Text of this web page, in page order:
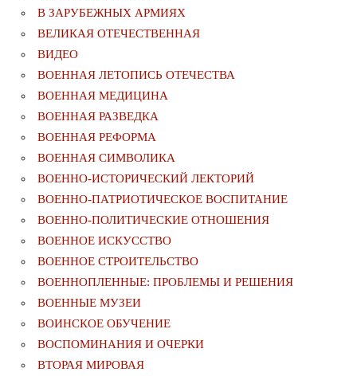
В ЗАРУБЕЖНЫХ АРМИЯХ
ВЕЛИКАЯ ОТЕЧЕСТВЕННАЯ
ВИДЕО
ВОЕННАЯ ЛЕТОПИСЬ ОТЕЧЕСТВА
ВОЕННАЯ МЕДИЦИНА
ВОЕННАЯ РАЗВЕДКА
ВОЕННАЯ РЕФОРМА
ВОЕННАЯ СИМВОЛИКА
ВОЕННО-ИСТОРИЧЕСКИЙ ЛЕКТОРИЙ
ВОЕННО-ПАТРИОТИЧЕСКОЕ ВОСПИТАНИЕ
ВОЕННО-ПОЛИТИЧЕСКИE ОТНОШЕНИЯ
ВОЕННОЕ ИСКУССТВО
ВОЕННОЕ СТРОИТЕЛЬСТВО
ВОЕННОПЛЕННЫЕ: ПРОБЛЕМЫ И РЕШЕНИЯ
ВОЕННЫЕ МУЗЕИ
ВОИНСКОЕ ОБУЧЕНИЕ
ВОСПОМИНАНИЯ И ОЧЕРКИ
ВТОРАЯ МИРОВАЯ